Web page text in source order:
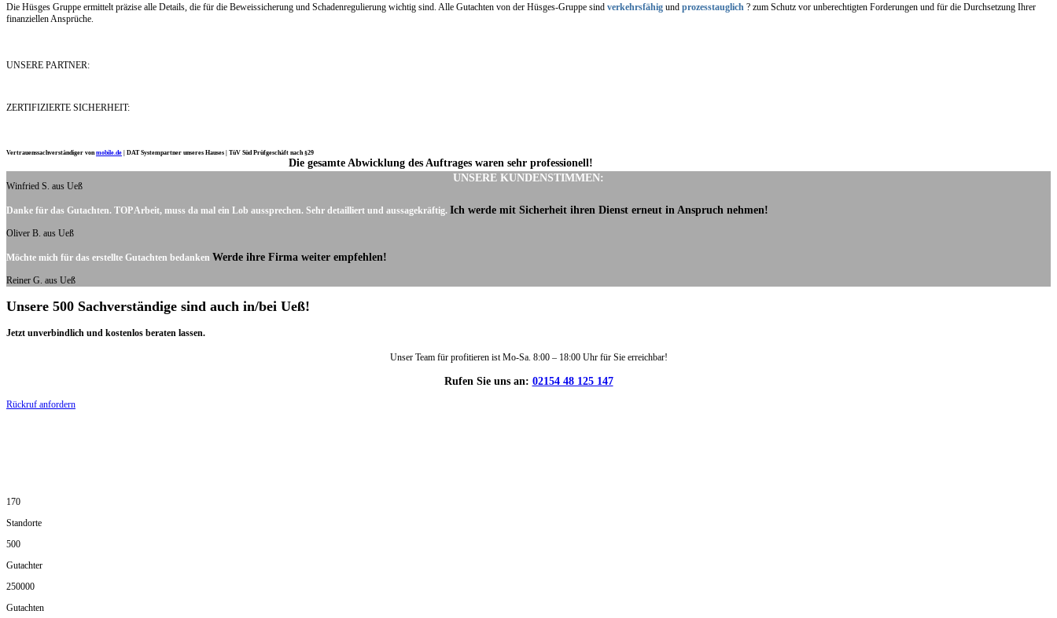
Die Hüsges Gruppe ermittelt präzise alle Details, die für die Beweissicherung und Schadenregulierung wichtig sind. Alle Gutachten von der Hüsges-Gruppe sind verkehrsfähig und prozesstauglich ? zum Schutz vor unberechtigten Forderungen und für die Durchsetzung Ihrer
finanziellen Ansprüche.
UNSERE PARTNER:
ZERTIFIZIERTE SICHERHEIT:
Vertrauenssachverständiger vonmobile.de DAT Systempartner unseres Hauses | TüV Süd Prüfgeschäft nach §29
UNSERE KUNDENSTIMMEN:
Die gesamte Abwicklung des Auftrages waren sehr professionell!
Winfried S. aus Ueß
Danke für das Gutachten. TOP Arbeit, muss da mal ein Lob aussprechen. Sehr detailliert und aussagekräftig. Ich werde mit Sicherheit ihren Dienst erneut in Anspruch nehmen!
Oliver B. aus Ueß
Möchte mich für das erstellte Gutachten bedanken Werde ihre Firma weiter empfehlen!
Reiner G. aus Ueß
Unsere 500 Sachverständige sind auch in/bei Ueß!
Jetzt unverbindlich und kostenlos beraten lassen.
Unser Team für profitieren ist Mo-Sa. 8:00 – 18:00 Uhr für Sie erreichbar!
Rufen Sie uns an: 02154 48 125 147
Rückruf anfordern
170
Standorte
500
Gutachter
250000
Gutachten